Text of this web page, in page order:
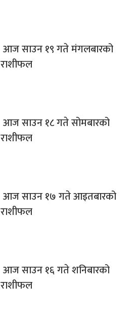
आज साउन १९ गते मंगलबारको
राशीफल
आज साउन १८ गते सोमबारको
राशीफल
आज साउन १७ गते आइतबारको
राशीफल
आज साउन १६ गते शनिबारको
राशीफल